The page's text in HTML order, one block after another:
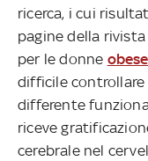
ricerca, i cui
pagine della
per le donne obese
difficile controllare
differente
riceve
cerebrale nel